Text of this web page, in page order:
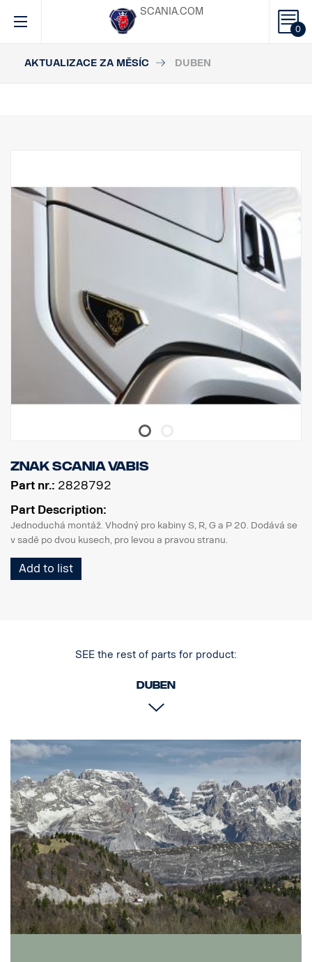
0
SCANIA.COM
AKTUALIZACE ZA MĚSÍC DUBEN
znak Scania Vabis
Part nr.: 2828792
Part Description:
Jednoduchá montáž. Vhodný pro kabiny S, R, G a P 20. Dodává se
v sadě po dvou kusech, pro levou a pravou stranu.
Add to list
SEE the rest of parts for product:
duben